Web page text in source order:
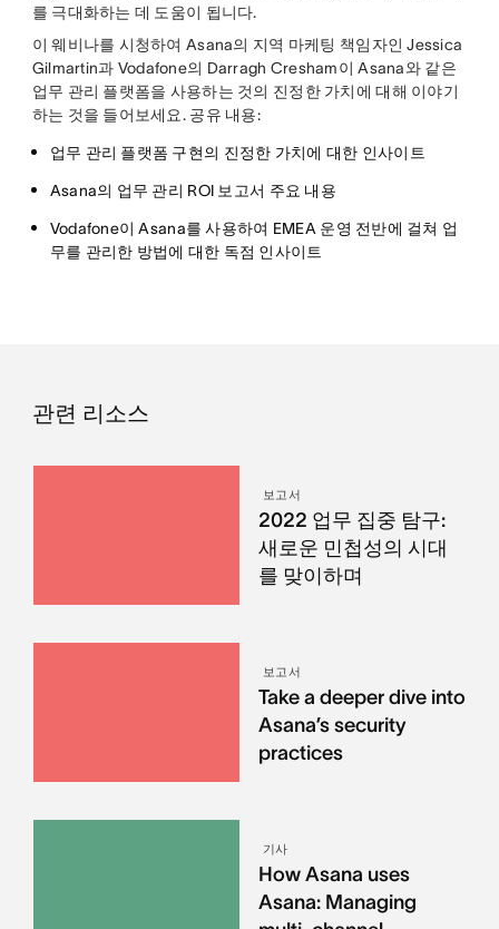
를 극대화하는 데 도움이 됩니다.
이 웨비나를 시청하여 Asana의 지역 마케팅 책임자인 Jessica
Gilmartin과 Vodafone의 Darragh Cresham이 Asana와 같은
업무 관리 플랫폼을 사용하는 것의 진정한 가치에 대해 이야기
하는 것을 들어보세요. 공유 내용:
업무 관리 플랫폼 구현의 진정한 가치에 대한 인사이트
Asana의 업무 관리 ROI 보고서 주요 내용
Vodafone이 Asana를 사용하여 EMEA 운영 전반에 걸쳐 업
무를 관리한 방법에 대한 독점 인사이트
관련 리소스
보고서
2022 업무 집중 탐구:
새로운 민첩성의 시대
를 맞이하며
보고서
Take a deeper dive into
Asana’s security
practices
기사
How Asana uses
Asana: Managing